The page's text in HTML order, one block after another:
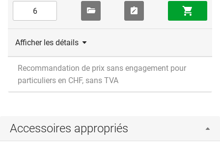
Afficher les détails
Recommandation de prix sans engagement pour
particuliers en CHF, sans TVA
Accessoires appropriés